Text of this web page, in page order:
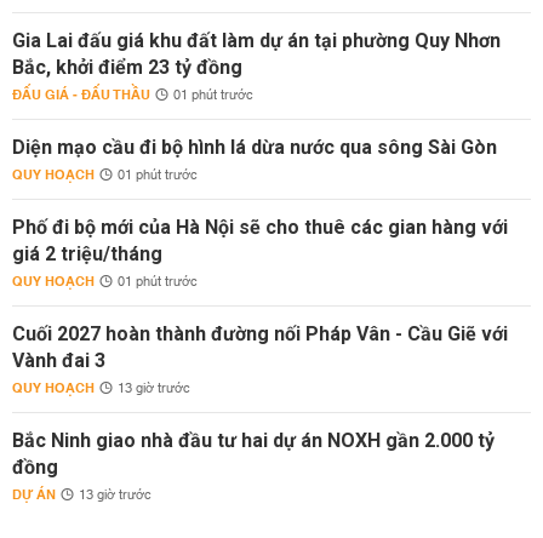
Gia Lai đấu giá khu đất làm dự án tại phường Quy Nhơn
Bắc, khởi điểm 23 tỷ đồng
ĐẤU GIÁ - ĐẤU THẦU 01 phút trước
Diện mạo cầu đi bộ hình lá dừa nước qua sông Sài Gòn
QUY HOẠCH 01 phút trước
Phố đi bộ mới của Hà Nội sẽ cho thuê các gian hàng với
giá 2 triệu/tháng
QUY HOẠCH 01 phút trước
Cuối 2027 hoàn thành đường nối Pháp Vân - Cầu Giẽ với
Vành đai 3
QUY HOẠCH 13 giờ trước
Bắc Ninh giao nhà đầu tư hai dự án NOXH gần 2.000 tỷ
đồng
DỰ ÁN 13 giờ trước